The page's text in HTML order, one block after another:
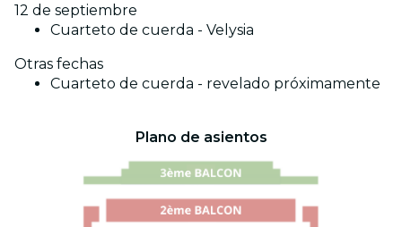
12 de septiembre
Cuarteto de cuerda - Velysia
Otras fechas
Cuarteto de cuerda - revelado próximamente
Plano de asientos